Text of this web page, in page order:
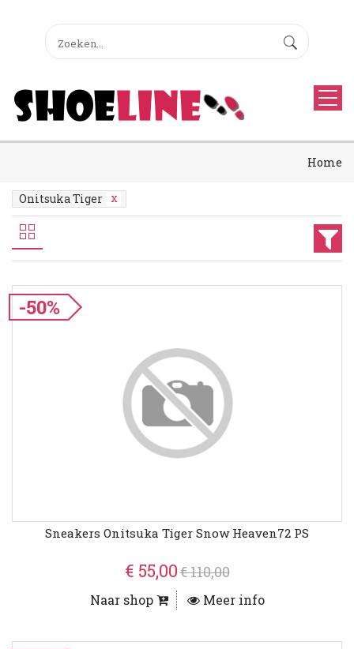
Home
Onitsuka Tiger
-50%
Sneakers Onitsuka Tiger Snow Heaven72 PS
€ 55,00€ 110,00
Naar shop Meer info